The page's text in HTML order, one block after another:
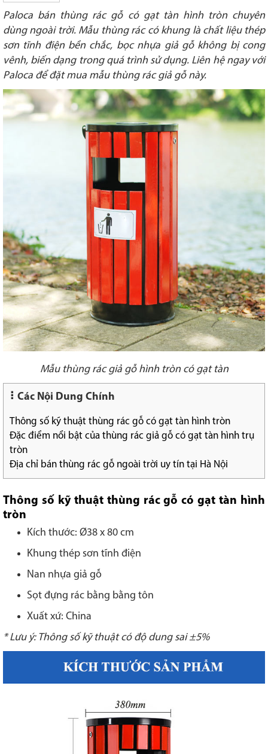
Paloca bán thùng rác gỗ có gạt tàn hình tròn chuyên
dùng ngoài trời. Mẫu thùng rác có khung là chất liệu thép
sơn tĩnh điện bền chắc, bọc nhựa giả gỗ không bị cong
vênh, biến dạng trong quá trình sử dụng. Liên hệ ngay với
Paloca để đặt mua mẫu thùng rác giả gỗ này.
Mẫu thùng rác giả gỗ hình tròn có gạt tàn
Các Nội Dung Chính
Thông số kỹ thuật thùng rác gỗ có gạt tàn hình tròn
Đặc điểm nổi bật của thùng rác giả gỗ có gạt tàn hình trụ
tròn
Địa chỉ bán thùng rác gỗ ngoài trời uy tín tại Hà Nội
Thông số kỹ thuật thùng rác gỗ có gạt tàn hình
tròn
Kích thước: Ø38 x 80 cm
Khung thép sơn tĩnh điện
Nan nhựa giả gỗ
Sọt đựng rác bằng bằng tôn
Xuất xứ: China
* Lưu ý: Thông số kỹ thuật có độ dung sai ±5%